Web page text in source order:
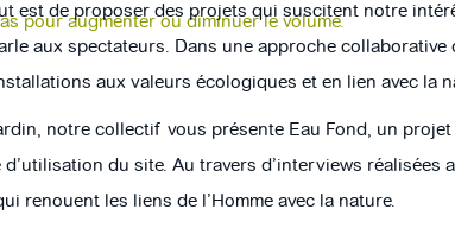
pour augmenter ou diminuer le volume.
est de proposer des projets qui suscitent notre
aux spectateurs. Dans une approche
aux valeurs écologiques et en lien avec la
notre collectif vous présente Eau Fond, un
du site. Au travers d’interviews
renouent les liens de l’Homme avec la nature.